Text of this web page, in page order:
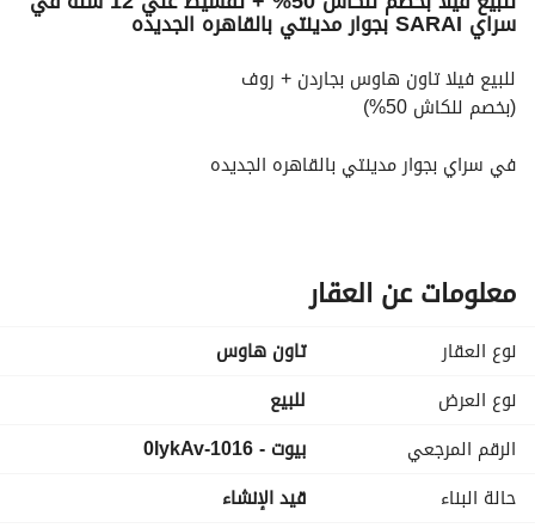
سراي SARAI بجوار مدينتي بالقاهره الجديده
للبيع فيلا تاون هاوس بجاردن + روف
(بخصم للكاش 50%)
في سراي بجوار مدينتي بالقاهره الجديده
تقمستها :4 غرف / 4 حمام
سعر الكاش : 8,700,00
متاح تقسيط المتبقي علي 12 سنه
بمقدم : 1,750,000
عرض معلومات الاتصال
_________________________________
معلومات عن العقار
نوع العقار
تاون هاوس
نوع العرض
للبيع
الرقم المرجعي
بيوت - 1016-0lykAv
حالة البناء
قيد الإنشاء